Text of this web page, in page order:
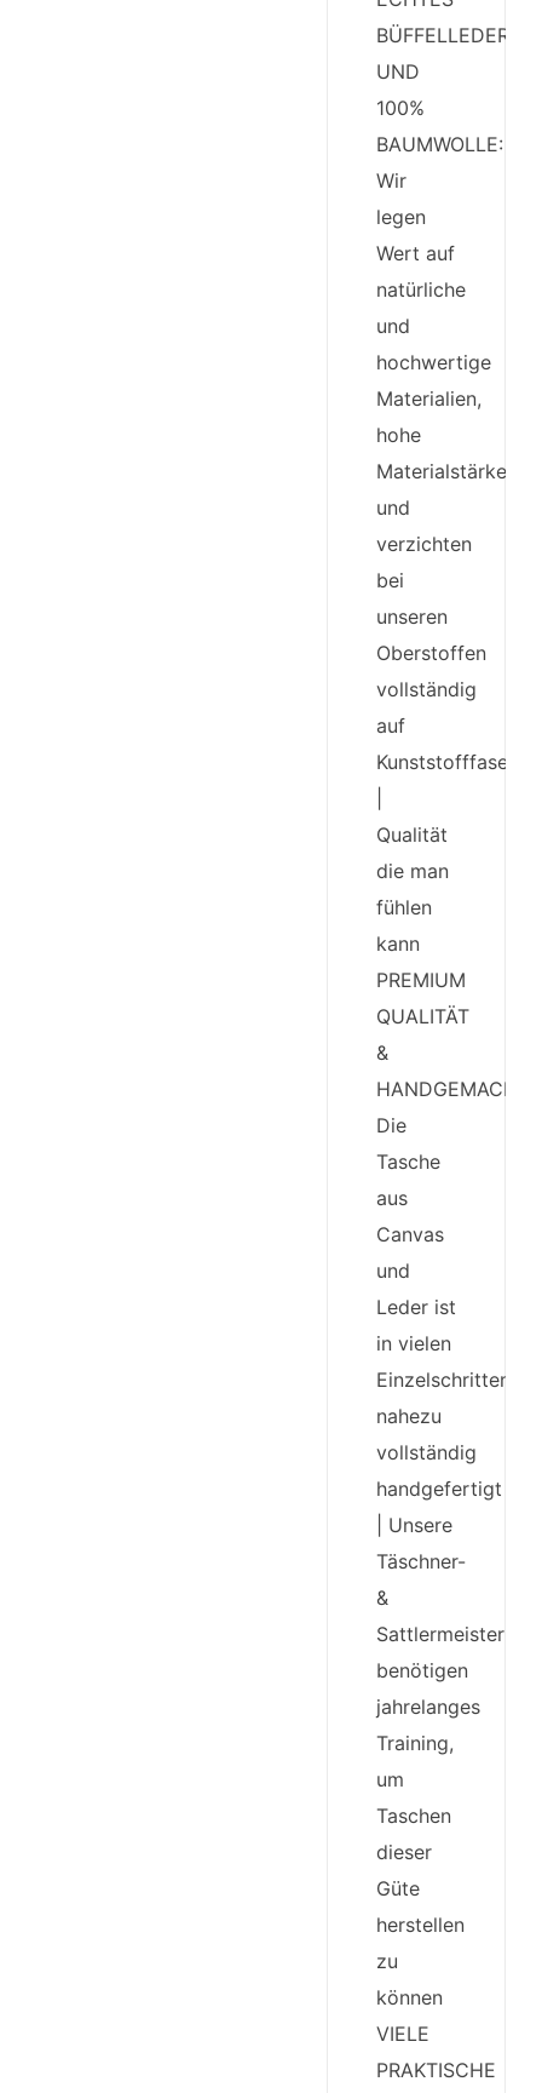
BÜFFELLEDER
UND
100%
BAUMWOLLE:
Wir
legen
Wert auf
natürliche
und
hochwertige
Materialien,
hohe
Materialstärke
und
verzichten
bei
unseren
Oberstoffen
vollständig
auf
Kunststofffasern
Qualität
die man
fühlen
kann
PREMIUM
QUALITÄT
&
HANDGEMACHT:
Die
Tasche
aus
Canvas
und
Leder ist
in vielen
Einzelschritten
nahezu
vollständig
handgefertigt
| Unsere
Täschner-
&
Sattlermeister
benötigen
jahrelanges
Training,
um
Taschen
dieser
Güte
herstellen
zu
können
VIELE
PRAKTISCHE